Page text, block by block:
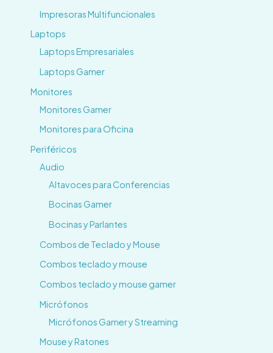
Impresoras Multifuncionales
Laptops
Laptops Empresariales
Laptops Gamer
Monitores
Monitores Gamer
Monitores para Oficina
Periféricos
Audio
Altavoces para Conferencias
Bocinas Gamer
Bocinas y Parlantes
Combos de Teclado y Mouse
Combos teclado y mouse
Combos teclado y mouse gamer
Micrófonos
Micrófonos Gamer y Streaming
Mouse y Ratones